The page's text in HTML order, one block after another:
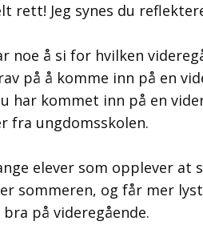
rett! Jeg synes du
noe å si for hvilken
på å komme inn på en
har kommet inn på en
fra ungdomsskolen.
elever som opplever
sommeren, og får mer
på videregående.